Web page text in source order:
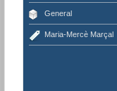
General
Maria-Mercè Marçal